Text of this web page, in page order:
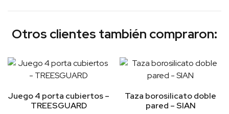
Otros clientes también compraron:
Juego 4 porta cubiertos –
TREESGUARD
Taza borosilicato doble
pared – SIAN